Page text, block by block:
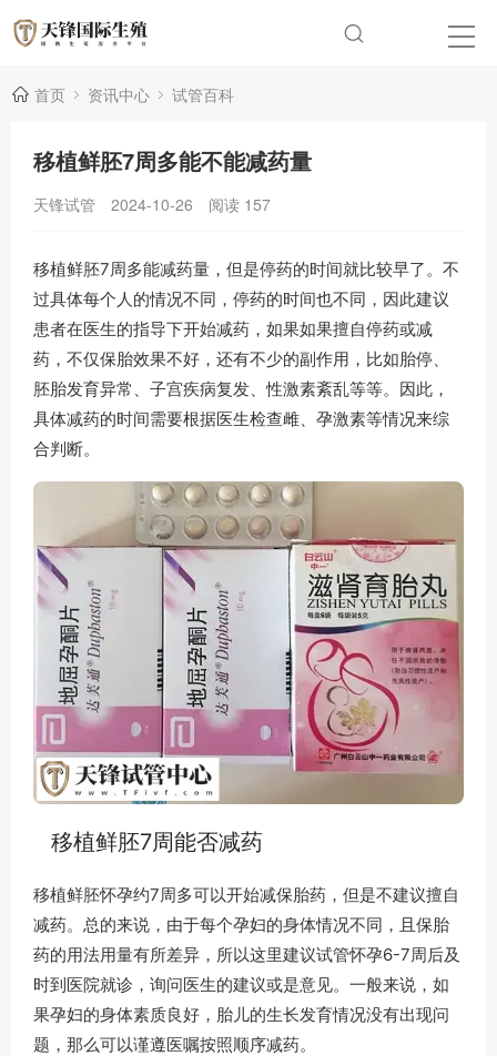
首页 资讯中心 试管百科
移植鲜胚7周多能不能减药量
天锋试管 2024-10-26 阅读 157
移植鲜胚7周多能减药量，但是停药的时间就比较早了。不
过具体每个人的情况不同，停药的时间也不同，因此建议
患者在医生的指导下开始减药，如果如果擅自停药或减
药，不仅保胎效果不好，还有不少的副作用，比如胎停、
胚胎发育异常、子宫疾病复发、性激素紊乱等等。因此，
具体减药的时间需要根据医生检查雌、孕激素等情况来综
合判断。
移植鲜胚7周能否减药
移植鲜胚怀孕约7周多可以开始减保胎药，但是不建议擅自
减药。总的来说，由于每个孕妇的身体情况不同，且保胎
药的用法用量有所差异，所以这里建议试管怀孕6-7周后及
时到医院就诊，询问医生的建议或是意见。一般来说，如
果孕妇的身体素质良好，胎儿的生长发育情况没有出现问
题，那么可以谨遵医嘱按照顺序减药。